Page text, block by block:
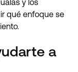
y los
qué enfoque se
a